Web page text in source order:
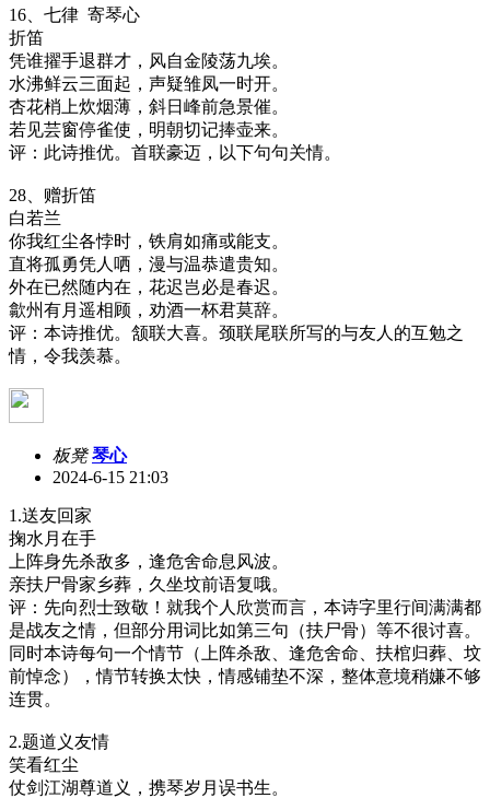
16、七律 寄琴心
折笛
凭谁擢手退群才，风自金陵荡九埃。
水沸鲜云三面起，声疑雏凤一时开。
杏花梢上炊烟薄，斜日峰前急景催。
若见芸窗停雀使，明朝切记捧壶来。
评：此诗推优。首联豪迈，以下句句关情。
28、赠折笛
白若兰
你我红尘各悖时，铁肩如痛或能支。
直将孤勇凭人哂，漫与温恭遣贵知。
外在已然随内在，花迟岂必是春迟。
歙州有月遥相顾，劝酒一杯君莫辞。
评：本诗推优。颔联大喜。颈联尾联所写的与友人的互勉之
情，令我羡慕。
板凳 琴心
2024-6-15 21:03
1.送友回家
掬水月在手
上阵身先杀敌多，逢危舍命息风波。
亲扶尸骨家乡葬，久坐坟前语复哦。
评：先向烈士致敬！就我个人欣赏而言，本诗字里行间满满都
是战友之情，但部分用词比如第三句（扶尸骨）等不很讨喜。
同时本诗每句一个情节（上阵杀敌、逢危舍命、扶棺归葬、坟
前悼念），情节转换太快，情感铺垫不深，整体意境稍嫌不够
连贯。
2.题道义友情
笑看红尘
仗剑江湖尊道义，携琴岁月误书生。